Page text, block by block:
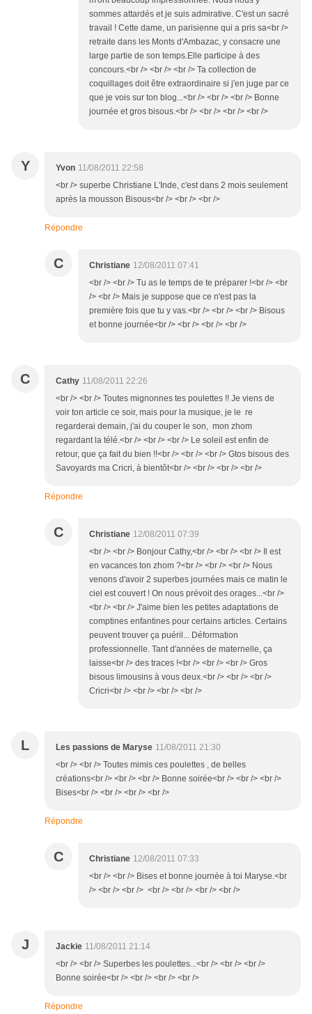
sommes attardés et je suis admirative. C'est un sacré
travail ! Cette dame, un parisienne qui a pris sa<br />
retraite dans les Monts d'Ambazac, y consacre une
large partie de son temps.Elle participe à des
concours.<br /> <br /> <br /> Ta collection de
coquillages doit être extraordinaire si j'en juge par ce
que je vois sur ton blog...<br /> <br /> <br /> Bonne
journée et gros bisous.<br /> <br /> <br /> <br />
Y Yvon 11/08/2011 22:58
<br /> superbe Christiane L'Inde, c'est dans 2 mois seulement
après la mousson Bisous<br /> <br /> <br />
Répondre
C Christiane 12/08/2011 07:41
<br /> <br /> Tu as le temps de te préparer !<br /> <br
/> <br /> Mais je suppose que ce n'est pas la
première fois que tu y vas.<br /> <br /> <br /> Bisous
et bonne journée<br /> <br /> <br /> <br />
C Cathy 11/08/2011 22:26
<br /> <br /> Toutes mignonnes tes poulettes !! Je viens de
voir ton article ce soir, mais pour la musique, je le re
regarderai demain, j'ai du couper le son, mon zhom
regardant la télé.<br /> <br /> <br /> Le soleil est enfin de
retour, que ça fait du bien !!<br /> <br /> <br /> Gtos bisous des
Savoyards ma Cricri, à bientôt<br /> <br /> <br /> <br />
Répondre
C Christiane 12/08/2011 07:39
<br /> <br /> Bonjour Cathy,<br /> <br /> <br /> Il est
en vacances ton zhom ?<br /> <br /> <br /> Nous
venons d'avoir 2 superbes journées mais ce matin le
ciel est couvert ! On nous prévoit des orages...<br />
<br /> <br /> J'aime bien les petites adaptations de
comptines enfantines pour certains articles. Certains
peuvent trouver ça puéril... Déformation
professionnelle. Tant d'années de maternelle, ça
laisse<br /> des traces !<br /> <br /> <br /> Gros
bisous limousins à vous deux.<br /> <br /> <br />
Cricri<br /> <br /> <br /> <br />
L Les passions de Maryse 11/08/2011 21:30
<br /> <br /> Toutes mimis ces poulettes , de belles
créations<br /> <br /> <br /> Bonne soirée<br /> <br /> <br />
Bises<br /> <br /> <br /> <br />
Répondre
C Christiane 12/08/2011 07:33
<br /> <br /> Bises et bonne journée à toi Maryse.<br
/> <br /> <br /> <br /> <br /> <br /> <br />
J Jackie 11/08/2011 21:14
<br /> <br /> Superbes les poulettes...<br /> <br /> <br />
Bonne soirée<br /> <br /> <br /> <br />
Répondre